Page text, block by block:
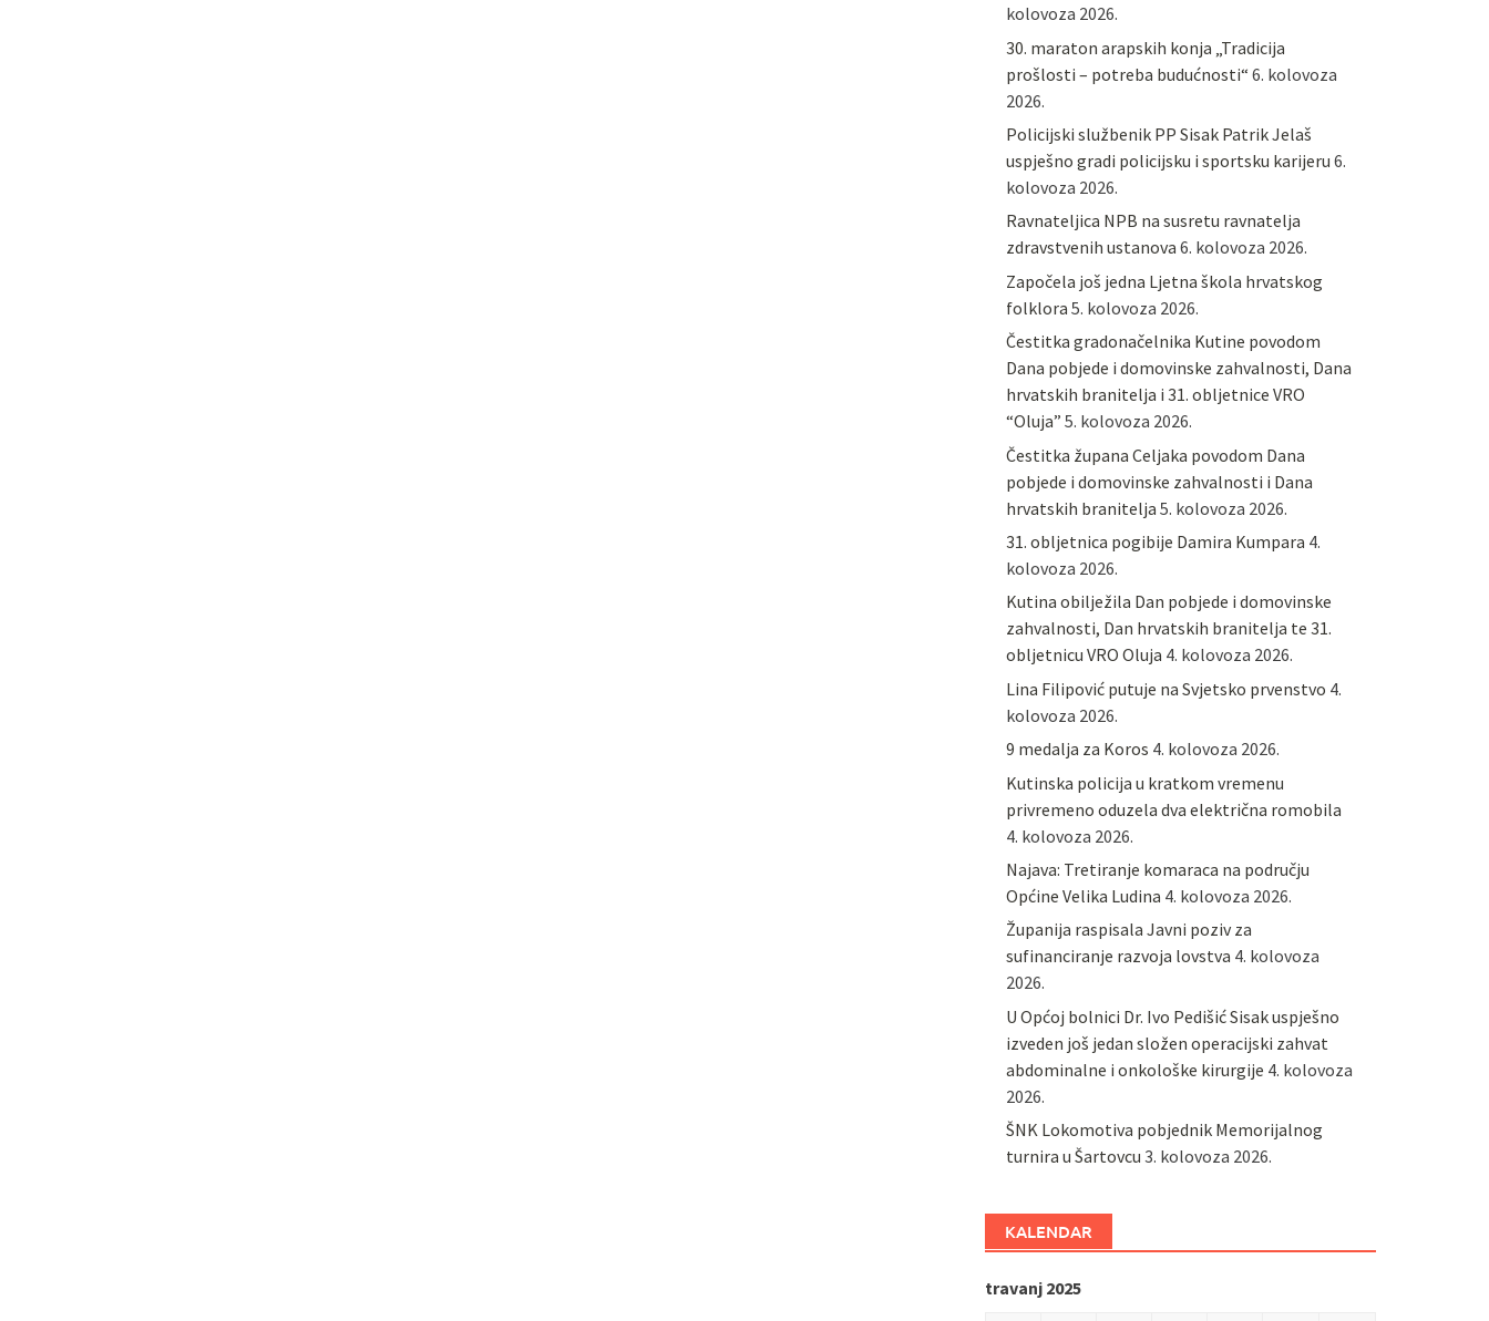
kolovoza 2026.
30. maraton arapskih konja „Tradicija
prošlosti – potreba budućnosti“ 6. kolovoza
2026.
Policijski službenik PP Sisak Patrik Jelaš
uspješno gradi policijsku i sportsku karijeru 6.
kolovoza 2026.
Ravnateljica NPB na susretu ravnatelja
zdravstvenih ustanova 6. kolovoza 2026.
Započela još jedna Ljetna škola hrvatskog
folklora 5. kolovoza 2026.
Čestitka gradonačelnika Kutine povodom
Dana pobjede i domovinske zahvalnosti, Dana
hrvatskih branitelja i 31. obljetnice VRO
“Oluja” 5. kolovoza 2026.
Čestitka župana Celjaka povodom Dana
pobjede i domovinske zahvalnosti i Dana
hrvatskih branitelja 5. kolovoza 2026.
31. obljetnica pogibije Damira Kumpara 4.
kolovoza 2026.
Kutina obilježila Dan pobjede i domovinske
zahvalnosti, Dan hrvatskih branitelja te 31.
obljetnicu VRO Oluja 4. kolovoza 2026.
Lina Filipović putuje na Svjetsko prvenstvo 4.
kolovoza 2026.
9 medalja za Koros 4. kolovoza 2026.
Kutinska policija u kratkom vremenu
privremeno oduzela dva električna romobila
4. kolovoza 2026.
Najava: Tretiranje komaraca na području
Općine Velika Ludina 4. kolovoza 2026.
Županija raspisala Javni poziv za
sufinanciranje razvoja lovstva 4. kolovoza
2026.
U Općoj bolnici Dr. Ivo Pedišić Sisak uspješno
izveden još jedan složen operacijski zahvat
abdominalne i onkološke kirurgije 4. kolovoza
2026.
ŠNK Lokomotiva pobjednik Memorijalnog
turnira u Šartovcu 3. kolovoza 2026.
KALENDAR
travanj 2025